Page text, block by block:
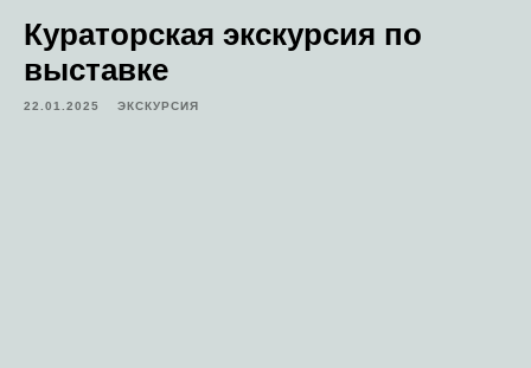
Кураторская экскурсия по
выставке
22.01.2025 ЭКСКУРСИЯ